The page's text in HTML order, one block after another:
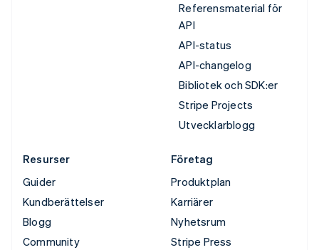
Referensmaterial för
API
API-status
API-changelog
Bibliotek och SDK:er
Stripe Projects
Utvecklarblogg
Resurser
Guider
Kundberättelser
Blogg
Community
Företag
Produktplan
Karriärer
Nyhetsrum
Stripe Press